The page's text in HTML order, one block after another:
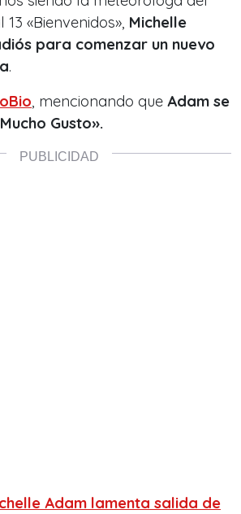
«Bienvenidos», Michelle
para comenzar un nuevo
.
, mencionando que Adam se
Gusto».
Adam lamenta salida de